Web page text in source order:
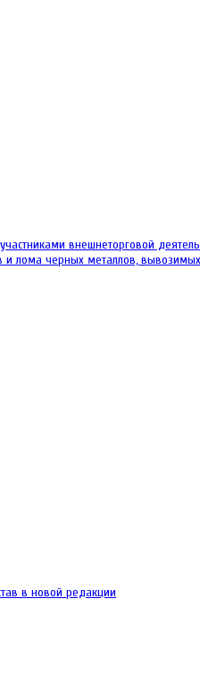
внешнеторговой
лома черных металлов,
в новой редакции